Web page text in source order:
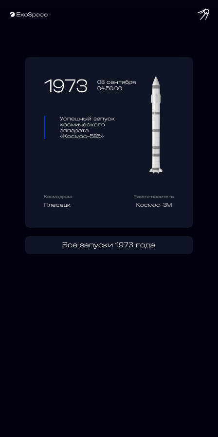
1973
08 сентября
04:50:00
Успешный запуск
космического
аппарата
«Космос-585»
Космодром
Плесецк
Ракета-носитель
Космос-3М
Все запуски 1973 года